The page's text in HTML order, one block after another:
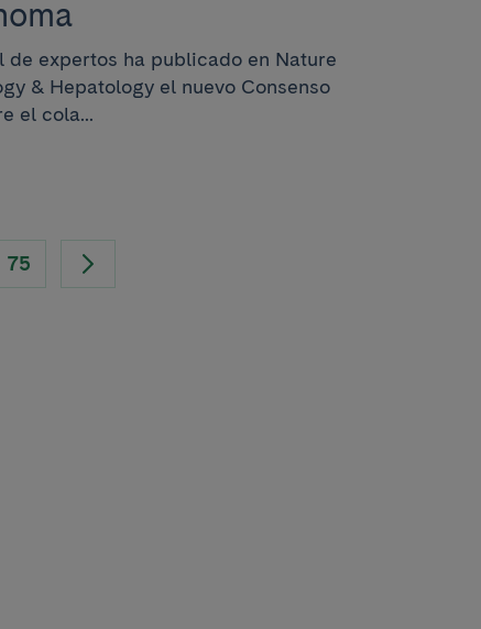
de expertos ha publicado en Nature
& Hepatology el nuevo Consenso
el cola...
75